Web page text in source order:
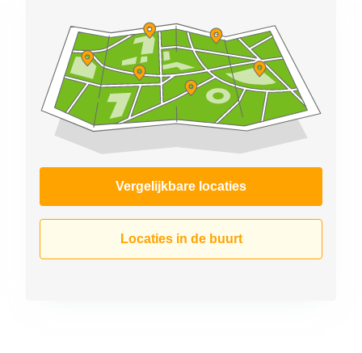
Hengelo
Bedrijfsruimte
Huren in
Nijmegen
Vergelijkbare locaties
Locaties in de buurt